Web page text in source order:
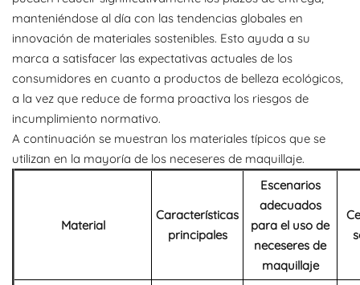
manteniéndose al día con las tendencias globales en
innovación de materiales sostenibles. Esto ayuda a su
marca a satisfacer las expectativas actuales de los
consumidores en cuanto a productos de belleza ecológicos,
a la vez que reduce de forma proactiva los riesgos de
incumplimiento normativo.
A continuación se muestran los materiales típicos que se
utilizan en la mayoría de los neceseres de maquillaje.
Material
Características
principales
Escenarios
adecuados
para el uso de
neceseres de
maquillaje